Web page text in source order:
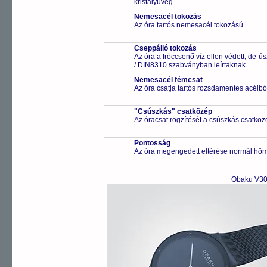
kristályüveg.
Nemesacél tokozás
Az óra tartós nemesacél tokozású.
Cseppálló tokozás
Az óra a fröccsenő víz ellen védett, de
/ DIN8310 szabványban leírtaknak.
Nemesacél fémcsat
Az óra csatja tartós rozsdamentes
"Csúszkás" csatközép
Az óracsat rögzítését a csúszkás
Pontosság
Az óra megengedett eltérése normál
Obaku